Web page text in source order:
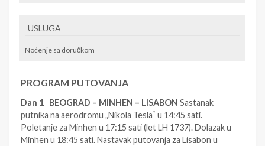
USLUGA
Noćenje sa doručkom
PROGRAM PUTOVANJA
Dan 1 BEOGRAD – MINHEN – LISABON Sastanak
putnika na aerodromu „Nikola Tesla“ u 14:45 sati.
Poletanje za Minhen u 17:15 sati (let LH 1737). Dolazak u
Minhen u 18:45 sati. Nastavak putovanja za Lisabon u